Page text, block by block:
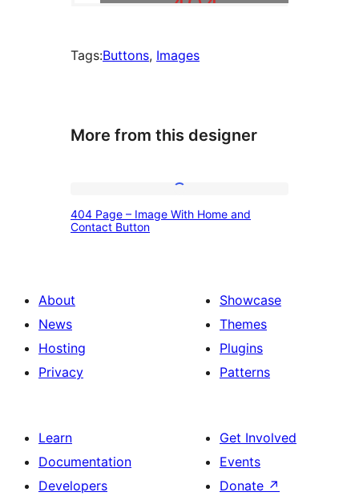
Tags:Buttons, Images
More from this designer
Page
Home
Contact
404 Page – Image With Home and
Contact Button
About
News
Hosting
Privacy
Showcase
Themes
Plugins
Patterns
Learn
Documentation
Developers
Get Involved
Events
Donate ↗